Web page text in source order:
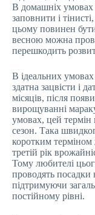
В домашніх умовах
заповнити і
цьому повинен
весною можна
перешкодить
В ідеальних
здатна зацвісти і
місяців, після
вирощуванні
умовах, цей
сезон. Така
коротким
третій рік
Тому любителі
проводять
підтримуючи
постійному рівні.